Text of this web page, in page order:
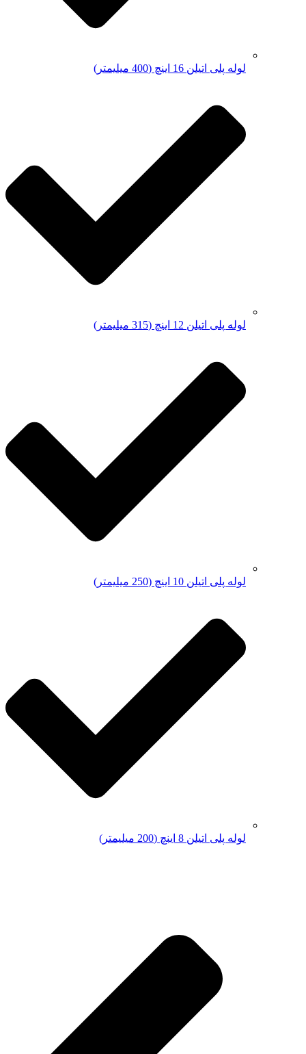
لوله پلی اتیلن 16 اینچ (400 میلیمتر)
لوله پلی اتیلن 12 اینچ (315 میلیمتر)
لوله پلی اتیلن 10 اینچ (250 میلیمتر)
لوله پلی اتیلن 8 اینچ (200 میلیمتر)